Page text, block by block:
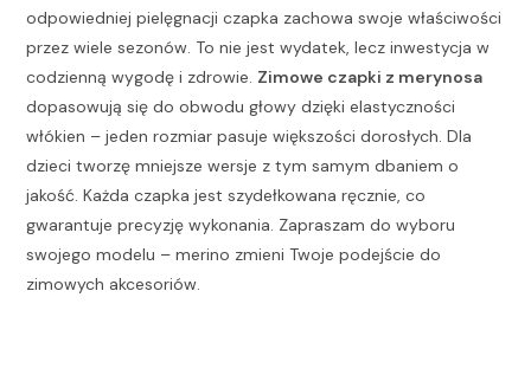
odpowiedniej pielęgnacji czapka zachowa swoje właściwości
przez wiele sezonów. To nie jest wydatek, lecz inwestycja w
codzienną wygodę i zdrowie. Zimowe czapki z merynosa
dopasowują się do obwodu głowy dzięki elastyczności
włókien – jeden rozmiar pasuje większości dorosłych. Dla
dzieci tworzę mniejsze wersje z tym samym dbaniem o
jakość. Każda czapka jest szydełkowana ręcznie, co
gwarantuje precyzję wykonania. Zapraszam do wyboru
swojego modelu – merino zmieni Twoje podejście do
zimowych akcesoriów.